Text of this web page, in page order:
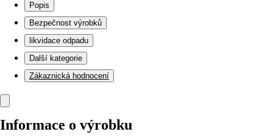
Popis
Bezpečnost výrobků
likvidace odpadu
Další kategorie
Zákaznická hodnocení
Informace o výrobku